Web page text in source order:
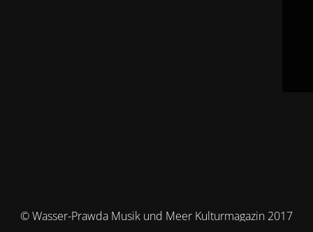
© Wasser-Prawda Musik und Meer Kulturmagazin 2017